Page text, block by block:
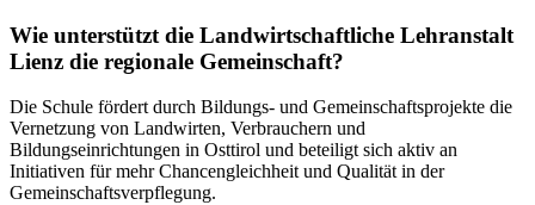
Wie unterstützt die Landwirtschaftliche Lehranstalt
Lienz die regionale Gemeinschaft?
Die Schule fördert durch Bildungs- und Gemeinschaftsprojekte die
Vernetzung von Landwirten, Verbrauchern und
Bildungseinrichtungen in Osttirol und beteiligt sich aktiv an
Initiativen für mehr Chancengleichheit und Qualität in der
Gemeinschaftsverpflegung.